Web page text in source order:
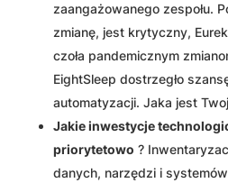
zaangażowanego zespołu.
zmianę, jest krytyczny,
czoła pandemicznym
EightSleep dostrzegło
automatyzacji. Jaka jest
Jakie inwestycje
priorytetowo ?
danych, narzędzi i